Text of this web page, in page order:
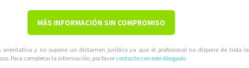
MÁS INFORMACIÓN SIN COMPROMISO
orientativa y no supone un dictamen jurídico ya que el profesional no dispone de toda la
Para completar la información, por favor contacte con este Abogado